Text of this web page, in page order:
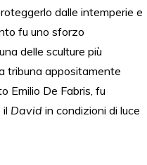
dalle intemperie e
fu uno sforzo
delle sculture più
tribuna appositamente
Emilio De Fabris, fu
David in condizioni di luce